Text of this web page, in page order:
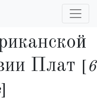
Плат
6
]